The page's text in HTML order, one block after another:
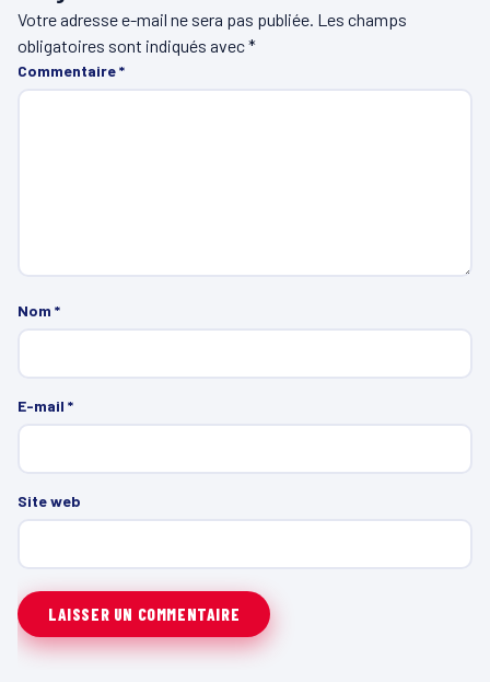
Votre adresse e-mail ne sera pas publiée. Les champs
obligatoires sont indiqués avec*
Commentaire*
Nom *
E-mail *
Site web